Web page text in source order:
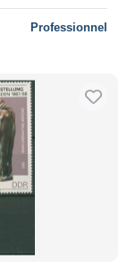
Professionnel